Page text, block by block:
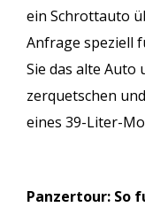
ein Schrottauto
Anfrage speziell
Sie das alte Auto
zerquetschen
eines 39-Liter-
Panzertour: So